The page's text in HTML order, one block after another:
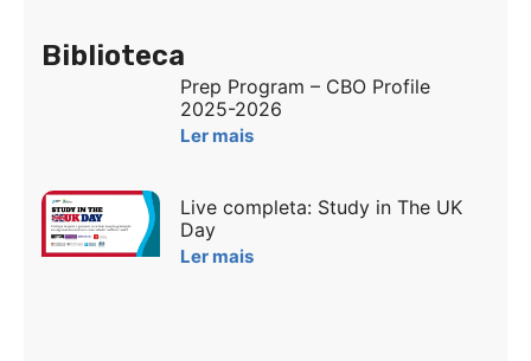
Biblioteca
Prep Program – CBO Profile
2025-2026
Ler mais
Live completa: Study in The UK
Day
Ler mais